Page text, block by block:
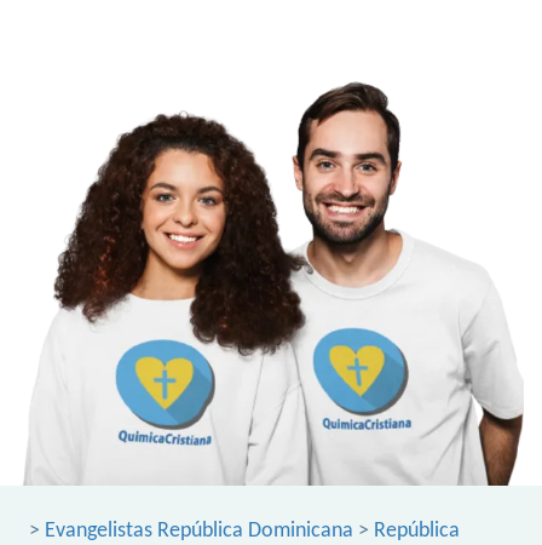
> Evangelistas República Dominicana > República